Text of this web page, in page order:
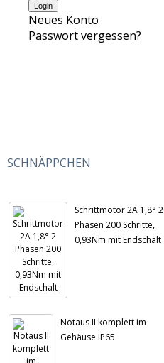
Neues Konto
Passwort vergessen?
SCHNÄPPCHEN
Schrittmotor 2A 1,8° 2
Phasen 200 Schritte,
0,93Nm mit Endschalt
Notaus II komplett im
Gehäuse IP65